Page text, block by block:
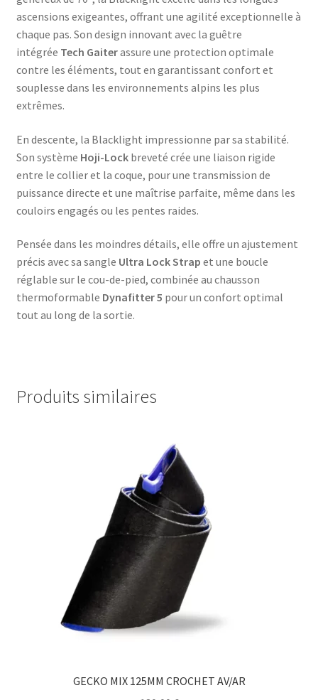
ascensions exigeantes, offrant une agilité exceptionnelle à
chaque pas. Son design innovant avec la guêtre
intégrée Tech Gaiterassure une protection optimale
contre les éléments, tout en garantissant confort et
souplesse dans les environnements alpins les plus
extrêmes.
En descente, la Blacklight impressionne par sa stabilité.
Son système Hoji-Lockbreveté crée une liaison rigide
entre le collier et la coque, pour une transmission de
puissance directe et une maîtrise parfaite, même dans les
couloirs engagés ou les pentes raides.
Pensée dans les moindres détails, elle offre un ajustement
précis avec sa sangle Ultra Lock Strap et une boucle
réglable sur le cou-de-pied, combinée au chausson
thermoformable Dynafitter 5 pour un confort optimal
tout au long de la sortie.
Produits similaires
GECKO MIX 125MM CROCHET AV/AR